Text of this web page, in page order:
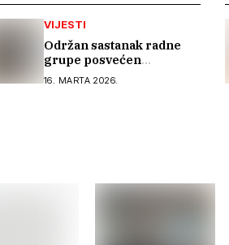
VIJESTI
Održan sastanak radne
grupe posvećen
finalizaciji dokumenta
„Anticiganizam u Bosni i
16. MARTA 2026.